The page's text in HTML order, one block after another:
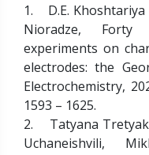
1. D.E. Khoshtariya
Nioradze, Forty
experiments on
electrodes: the
Electrochemistry,
1593 – 1625.
2. Tatyana
Uchaneishvili,